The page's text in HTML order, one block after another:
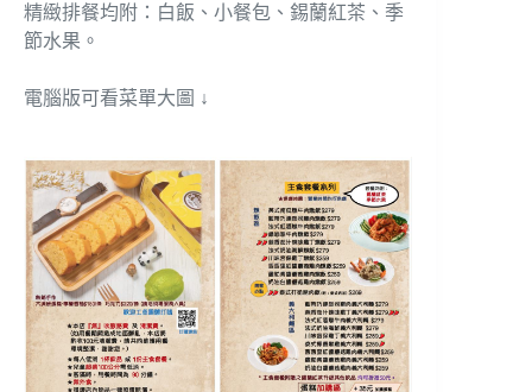
精緻排餐均附：白飯、小餐包、錫蘭紅茶、季
節水果。
電腦版可看菜單大圖 ↓